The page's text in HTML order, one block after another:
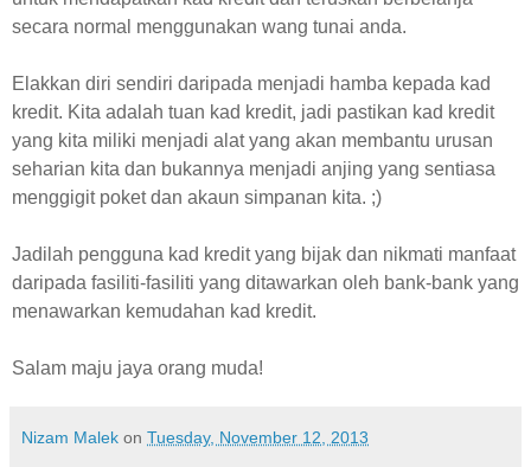
secara normal menggunakan wang tunai anda.
Elakkan diri sendiri daripada menjadi hamba kepada kad
kredit. Kita adalah tuan kad kredit, jadi pastikan kad kredit
yang kita miliki menjadi alat yang akan membantu urusan
seharian kita dan bukannya menjadi anjing yang sentiasa
menggigit poket dan akaun simpanan kita. ;)
Jadilah pengguna kad kredit yang bijak dan nikmati manfaat
daripada fasiliti-fasiliti yang ditawarkan oleh bank-bank yang
menawarkan kemudahan kad kredit.
Salam maju jaya orang muda!
Nizam Malek on Tuesday, November 12, 2013